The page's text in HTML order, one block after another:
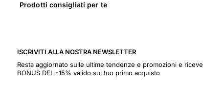
Prodotti consigliati per te
ISCRIVITI ALLA NOSTRA NEWSLETTER
Resta aggiornato sulle ultime tendenze e promozioni e
BONUS DEL -15% valido sul tuo primo acquisto